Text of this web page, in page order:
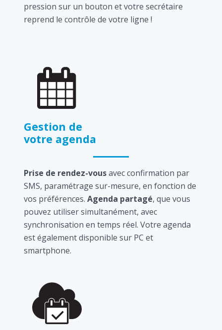
pression sur un bouton et votre secrétaire
reprend le contrôle de votre ligne !
Gestion de
votre agenda
Prise de rendez-vousavec confirmation par
SMS, paramétrage sur-mesure, en fonction de
vos préférences. Agenda partagé, que vous
pouvez utiliser simultanément, avec
synchronisation en temps réel. Votre agenda
est également disponible sur PC et
smartphone.